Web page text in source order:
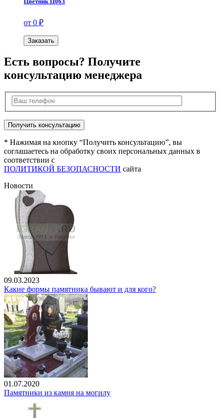
от 0 ₽
Заказать
Есть вопросы? Получите
консультацию менеджера
* Нажимая на кнопку “Получить консультацию”, вы
соглашаетесь на обработку своих персональных данных в
соответствии с
ПОЛИТИКОЙ БЕЗОПАСНОСТИ сайта
Новости
09.03.2023
Какие формы памятника бывают и для кого?
01.07.2020
Памятники из камня на могилу